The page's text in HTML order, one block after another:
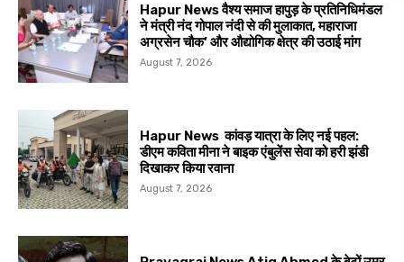
Hapur News वैश्य समाज हापुड़ के प्रतिनिधिमंडल
ने मंत्री नंद गोपाल नंदी से की मुलाकात, महाराजा
अग्रसेन चौक’ और औद्योगिक क्षेत्र की उठाई मांग
August 7, 2026
Hapur News कांवड़ यात्रा के लिए नई पहल:
डीएम कविता मीना ने बाइक एंबुलेंस सेवा को हरी झंडी
दिखाकर किया रवाना
August 7, 2026